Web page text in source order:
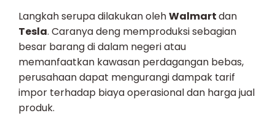
Langkah serupa dilakukan olehWalmartdan
Tesla. Caranya deng memproduksi sebagian
besar barang di dalam negeri atau
memanfaatkan kawasan perdagangan bebas,
perusahaan dapat mengurangi dampak tarif
impor terhadap biaya operasional dan harga jual
produk.